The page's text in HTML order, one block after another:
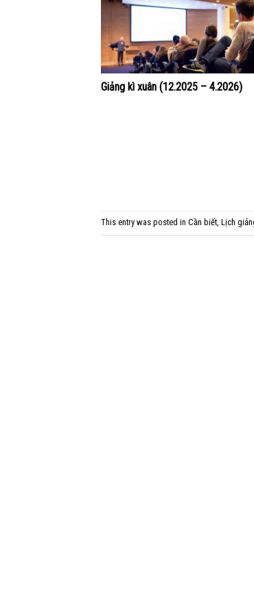
Giảng kì xuân (12.2025 – 4.2026)
This entry was posted in Cần biết, Lịch